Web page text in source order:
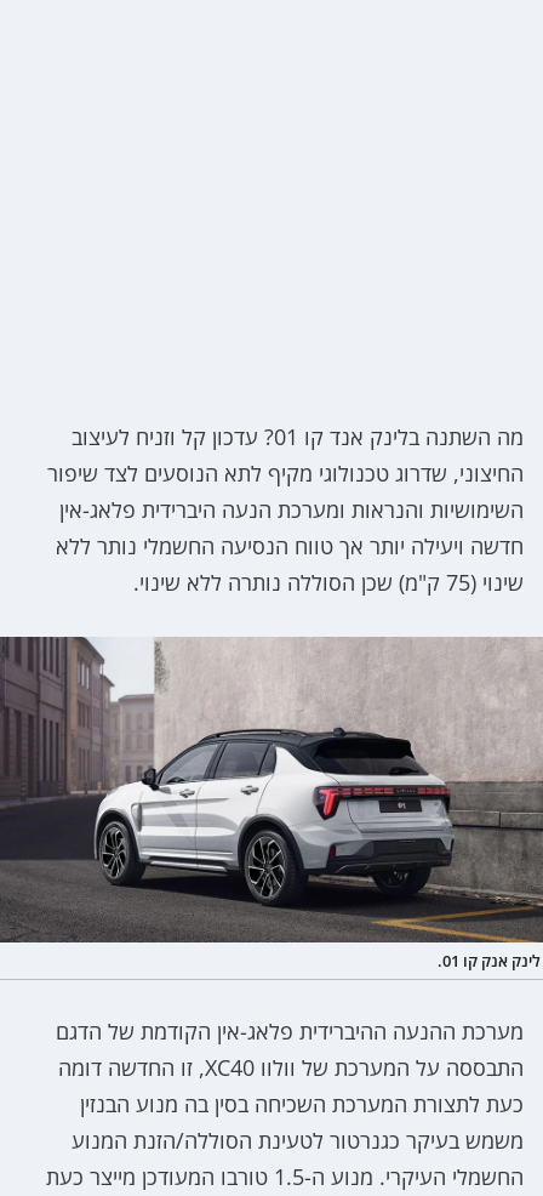
מה השתנה בלינק אנד קו 01? עדכון קל וזניח לעיצוב
החיצוני, שדרוג טכנולוגי מקיף לתא הנוסעים לצד שיפור
השימושיות והנראות ומערכת הנעה היברידית פלאג-אין
חדשה ויעילה יותר אך טווח הנסיעה החשמלי נותר ללא
שינוי (75 ק"מ) שכן הסוללה נותרה ללא שינוי.
לינק אנק קו 01.
מערכת ההנעה ההיברידית פלאג-אין הקודמת של הדגם
התבססה על המערכת של וולוו XC40, זו החדשה דומה
כעת לתצורת המערכת השכיחה בסין בה מנוע הבנזין
משמש בעיקר כגנרטור לטעינת הסוללה/הזנת המנוע
החשמלי העיקרי. מנוע ה-1.5 טורבו המעודכן מייצר כעת